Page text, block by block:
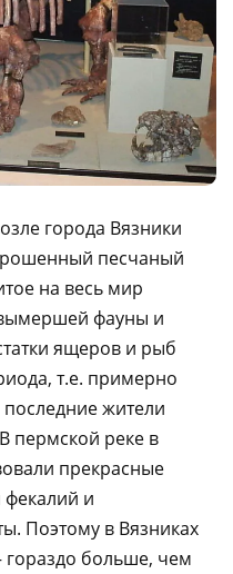
города Вязники
песчаный
на весь мир
фауны и
ящеров и рыб
т.е. примерно
жители
пермской реке в
прекрасные
и
Поэтому в Вязниках
гораздо больше, чем